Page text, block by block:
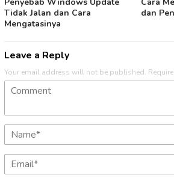
Penyebab Windows Update
Tidak Jalan dan Cara
Mengatasinya
Cara
dan
Leave a Reply
Your email address will not be published.